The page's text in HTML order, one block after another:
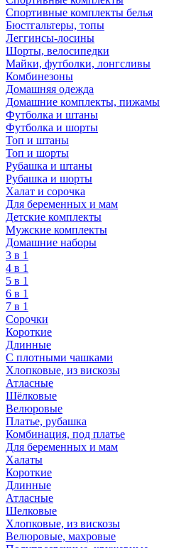
Спортивные комплекты белья
Бюстгальтеры, топы
Леггинсы-лосины
Шорты, велосипедки
Майки, футболки, лонгсливы
Комбинезоны
Домашняя одежда
Домашние комплекты, пижамы
Футболка и штаны
Футболка и шорты
Топ и штаны
Топ и шорты
Рубашка и штаны
Рубашка и шорты
Халат и сорочка
Для беременных и мам
Детские комплекты
Мужские комплекты
Домашние наборы
3 в 1
4 в 1
5 в 1
6 в 1
7 в 1
Сорочки
Короткие
Длинные
С плотными чашками
Хлопковые, из вискозы
Атласные
Шёлковые
Велюровые
Платье, рубашка
Комбинация, под платье
Для беременных и мам
Халаты
Короткие
Длинные
Атласные
Шелковые
Хлопковые, из вискозы
Велюровые, махровые